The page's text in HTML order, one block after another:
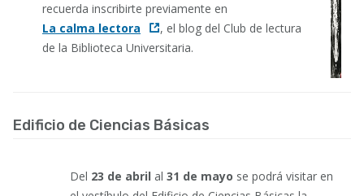
recuerda inscribirte previamente en
La calma lectora
, el blog del Club de lectura
de la Biblioteca Universitaria.
Edificio de Ciencias Básicas
Del 23 de abril al 31 de mayo se podrá visitar en